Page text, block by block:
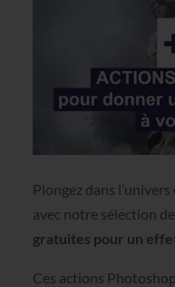
Plongez dans
avec notre sélection de
gratuites pour un
Ces actions